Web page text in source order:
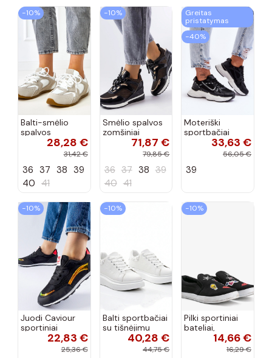
−10%
Balti-smėlio
spalvos
sportiniai
Casey
28,28 €
31,42 €
36 37 38 39
40 41
−10%
Smėlio spalvos
zomšiniai
sportiniai
bateliai, „Karino"
71,87 €
79,85 €
36 37 38 39
40 41
Greitas
pristatymas
−40%
Moteriški
sportbačiai
juodos spalvos
33,63 €
56,05 €
39
−10%
Juodi Caviour
sportiniai
sportbačiai22,83 €
25,36 €
−10%
Balti sportbačiai
su tišnėjimu
Peyton40,28 €
44,75 €
−10%
Pilki sportiniai
bateliai,
„Justice"14,66 €
16,29 €